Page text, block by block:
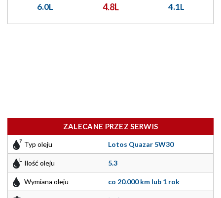
6.0L 4.8L 4.1L
ZALECANE PRZEZ SERWIS
Typ oleju Lotos Quazar 5W30
Ilość oleju 5.3
Wymiana oleju co 20.000 km lub 1 rok